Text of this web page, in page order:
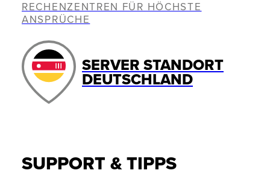
RECHENZENTREN FÜR HÖCHSTE
ANSPRÜCHE
SERVER STANDORT
DEUTSCHLAND
SUPPORT & TIPPS